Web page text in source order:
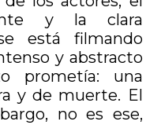
y la clara
está filmando
y abstracto
prometía: una
y de muerte. El
no es ese,